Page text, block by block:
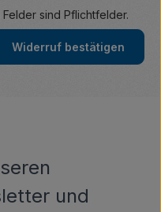
sind Pflichtfelder.
Widerruf bestätigen
und